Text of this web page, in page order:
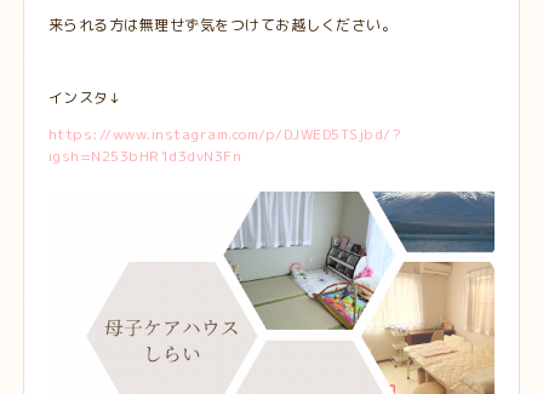
来られる方は無理せず気をつけてお越しください。
インスタ↓
https://www.instagram.com/p/DJWED5TSjbd/?
igsh=N253bHR1d3dvN3Fn